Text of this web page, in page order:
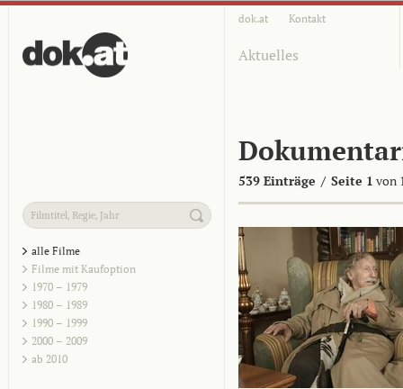
dok.at Kontakt
Aktuelles
539 Einträge / Seite 1 von
alle Filme
Filme mit Kaufoption
1970 – 1979
1980 – 1989
1990 – 1999
2000 – 2009
ab 2010